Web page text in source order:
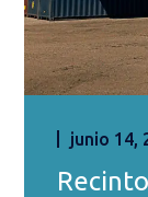
junio 14,